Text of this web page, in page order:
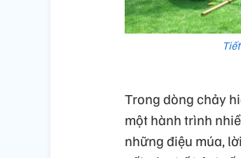
Trong dòng chảy
một hành trình
những điệu múa,